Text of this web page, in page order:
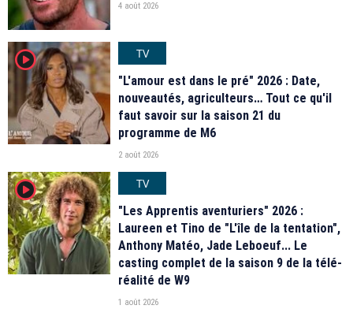
4 août 2026
player2
TV
"L'amour est dans le pré" 2026 : Date,
nouveautés, agriculteurs… Tout ce qu'il
faut savoir sur la saison 21 du
programme de M6
2 août 2026
player2
TV
"Les Apprentis aventuriers" 2026 :
Laureen et Tino de "L'île de la tentation",
Anthony Matéo, Jade Leboeuf... Le
casting complet de la saison 9 de la télé-
réalité de W9
1 août 2026